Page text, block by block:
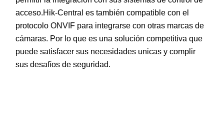
acceso.Hik-Central es también compatible con el
protocolo ONVIF para integrarse con otras marcas de
cámaras. Por lo que es una solución competitiva que
puede satisfacer sus necesidades unicas y complir
sus desafíos de seguridad.